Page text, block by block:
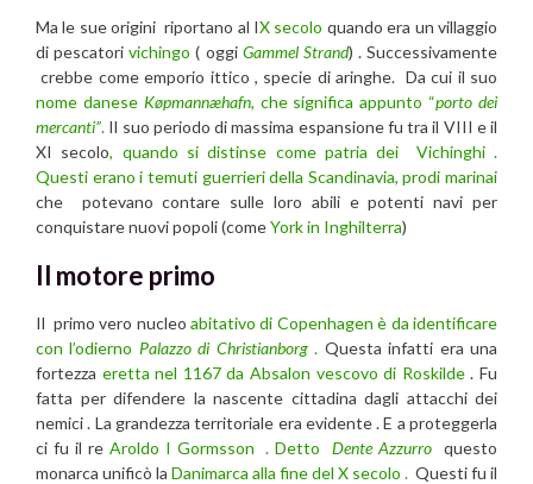
Ma le sue origini riportano al IX secolo quando era un villaggio
di pescatorivichingo ( oggi Gammel Strand) . Successivamente
crebbe come emporio ittico , specie di aringhe. Da cui il suo
nome danese Køpmannæhafn, che significa appunto “porto dei
mercanti”. Il suo periodo di massima espansione fu tra il VIII e il
XI secolo, quando si distinse come patria dei Vichinghi .
Questi erano i temuti guerrieri della Scandinavia, prodi marinai
che potevano contare sulle loro abili e potenti navi per
conquistare nuovi popoli (comeYork in Inghilterra)
Il motore primo
Il primo vero nucleo abitativo di Copenhagen è da identificare
con l’odierno Palazzo di Christianborg. Questa infatti era una
fortezza eretta nel 1167 da Absalon vescovo di Roskilde. Fu
fatta per difendere la nascente cittadina dagli attacchi dei
nemici . La grandezza territoriale era evidente . E a proteggerla
ci fu il re Aroldo I Gormsson .DettoDente Azzurro questo
monarca unificò la Danimarca alla fine del X secolo . Questi fu il